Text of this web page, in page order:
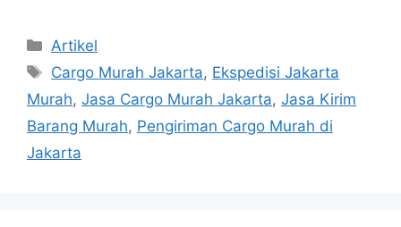
Artikel
Cargo Murah Jakarta, Ekspedisi Jakarta
Murah, Jasa Cargo Murah Jakarta, Jasa Kirim
Barang Murah, Pengiriman Cargo Murah di
Jakarta